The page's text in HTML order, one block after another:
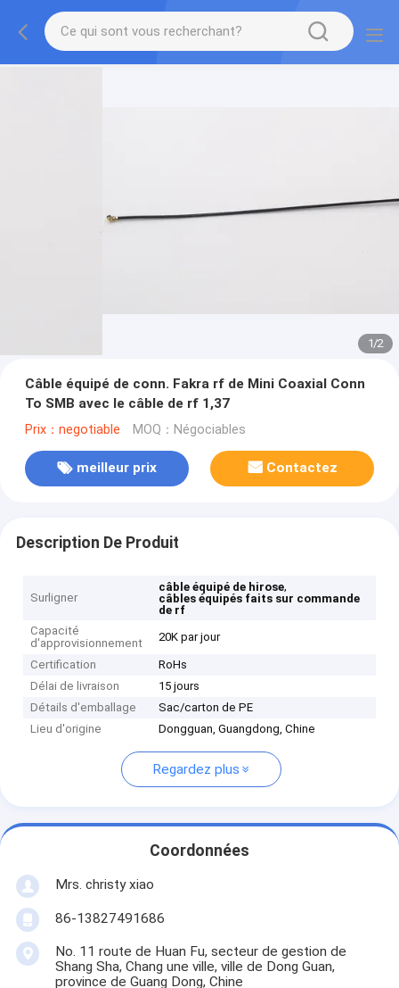
1/2
Câble équipé de conn. Fakra rf de Mini Coaxial Conn
To SMB avec le câble de rf 1,37
Prix：negotiable MOQ：Négociables
meilleur prix Contactez
Description De Produit
Surligner
câble équipé de hirose,
câbles équipés faits sur commande
de rf
Capacité
d'approvisionnement
20K par jour
Certification
RoHs
Délai de livraison
15 jours
Détails d'emballage
Sac/carton de PE
Lieu d'origine
Dongguan, Guangdong, Chine
Regardez plus
Coordonnées
Mrs. christy xiao
86-13827491686
No. 11 route de Huan Fu, secteur de gestion de
Shang Sha, Chang une ville, ville de Dong Guan,
province de Guang Dong, Chine